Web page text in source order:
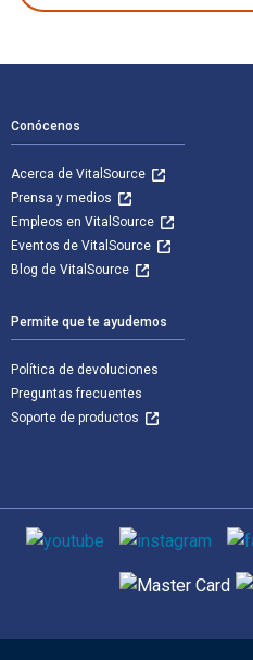
Conócenos
Acerca de VitalSource
Prensa y medios
Empleos en VitalSource
Eventos de VitalSource
Blog de VitalSource
Permite que te ayudemos
Política de devoluciones
Preguntas frecuentes
Soporte de productos
Medios de comunicación social
Métodos de pago admitidos